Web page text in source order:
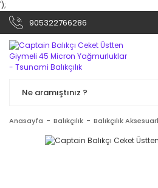
');
905322766286
Anasayfa Balıkçılık Balıkçılık